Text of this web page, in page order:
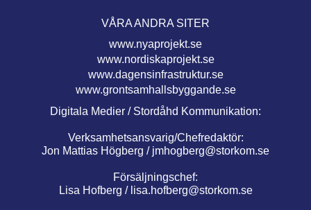
VÅRA ANDRA SITER
www.nyaprojekt.se
www.nordiskaprojekt.se
www.dagensinfrastruktur.se
www.grontsamhallsbyggande.se
Digitala Medier / Stordåhd Kommunikation:
Verksamhetsansvarig/Chefredaktör:
Jon Mattias Högberg / jmhogberg@storkom.se
Försäljningschef:
Lisa Hofberg / lisa.hofberg@storkom.se